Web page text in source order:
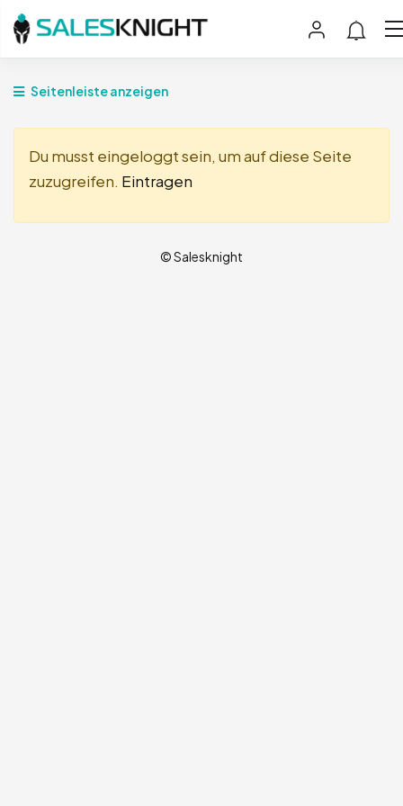
Seitenleiste anzeigen
Du musst eingeloggt sein, um auf diese Seite
zuzugreifen. Eintragen
© Salesknight